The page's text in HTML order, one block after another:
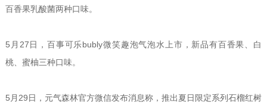
百香果乳酸菌两种口味。
5月27日，百事可乐bubly微笑趣泡气泡水上市，新品有百香果、白
桃、蜜柚三种口味。
5月29日，元气森林官方微信发布消息称，推出夏日限定系列石榴红树